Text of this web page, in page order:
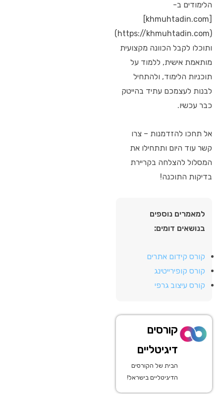
הלימודים ב-
(https://khmuhtadin.com)
ותוכלו לקבל הכוונה מקצועית
מותאמת אישית, ללמוד על
תוכניות הלימוד, ולהתחיל
לבנות לעצמכם עתיד בהייטק
כבר עכשיו.
אל תחכו להזדמנות – צרו
קשר עוד היום ותתחילו את
המסלול להצלחה בקריירת
בדיקות התוכנה!
למאמרים נוספים
בנושאים דומים:
קורס קידום אתרים
קורס קופירייטינג
קורס עיצוב גרפי
קורסים
דיגיטליים
הבית של הקורסים
הדיגיטליים בישראל!